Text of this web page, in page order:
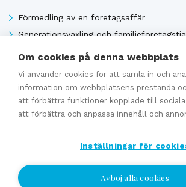
Förmedling av en företagsaffär
Generationsväxling och
Affärsavtal
Om cookies på denna webbplats
Vi använder cookies för att samla in och
information om webbplatsens prestanda
att förbättra funktioner kopplade till
att förbättra och anpassa innehåll och
Inställningar för
Avböj alla cookies